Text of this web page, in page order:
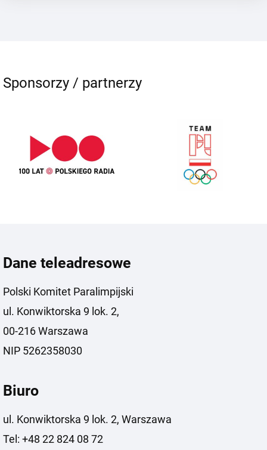
Sponsorzy / partnerzy
Dane teleadresowe
Polski Komitet Paralimpijski
ul. Konwiktorska 9 lok. 2,
00-216 Warszawa
NIP 5262358030
Biuro
ul. Konwiktorska 9 lok. 2, Warszawa
Tel: +48 22 824 08 72